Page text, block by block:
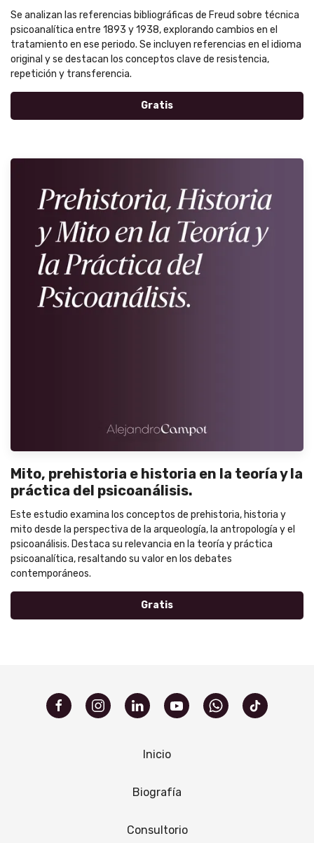
Se analizan las referencias bibliográficas de Freud sobre técnica
psicoanalítica entre 1893 y 1938, explorando cambios en el
tratamiento en ese periodo. Se incluyen referencias en el idioma
original y se destacan los conceptos clave de resistencia,
repetición y transferencia.
Gratis
Mito, prehistoria e historia en la teoría y la
práctica del psicoanálisis.
Este estudio examina los conceptos de prehistoria, historia y
mito desde la perspectiva de la arqueología, la antropología y el
psicoanálisis. Destaca su relevancia en la teoría y práctica
psicoanalítica, resaltando su valor en los debates
contemporáneos.
Gratis
Inicio
Biografía
Consultorio